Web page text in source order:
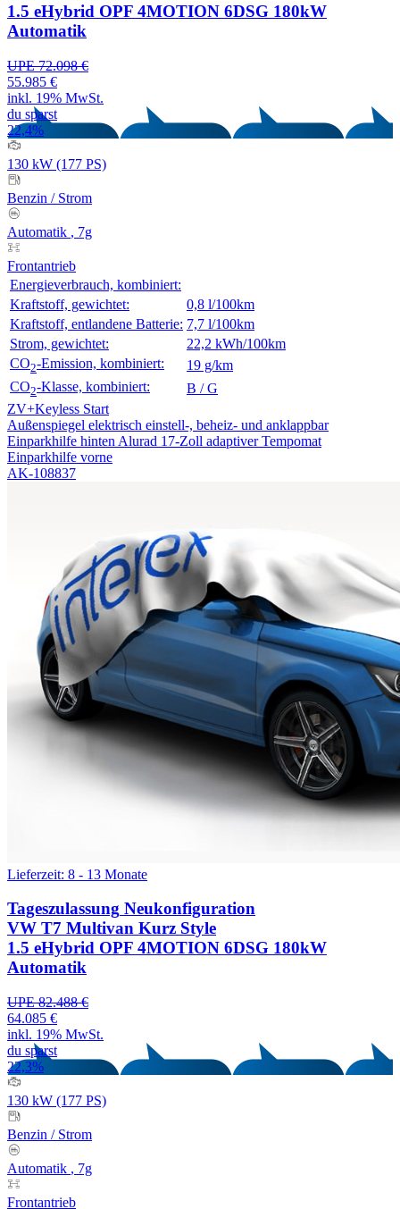
1.5 eHybrid OPF 4MOTION 6DSG 180kW
Automatik
UPE 72.098 €
55.985 €
inkl. 19% MwSt.
du sparst
22,4%
130 kW (177 PS)
Benzin / Strom
Automatik , 7g
Frontantrieb
Energieverbrauch, kombiniert:
Kraftstoff, gewichtet:
0,8 l/100km
Kraftstoff, entlandene Batterie: 7,7 l/100km
Strom, gewichtet:
22,2 kWh/100km
CO2-Emission, kombiniert:
19 g/km
CO2-Klasse, kombiniert:
B / G
ZV+Keyless Start
Außenspiegel elektrisch einstell-, beheiz- und anklappbar
Einparkhilfe hinten Alurad 17-Zoll adaptiver Tempomat
Einparkhilfe vorne
AK-108837
Lieferzeit: 8 - 13 Monate
Tageszulassung Neukonfiguration
VW T7 Multivan Kurz Style
1.5 eHybrid OPF 4MOTION 6DSG 180kW
Automatik
UPE 82.488 €
64.085 €
inkl. 19% MwSt.
du sparst
22,3%
130 kW (177 PS)
Benzin / Strom
Automatik , 7g
Frontantrieb